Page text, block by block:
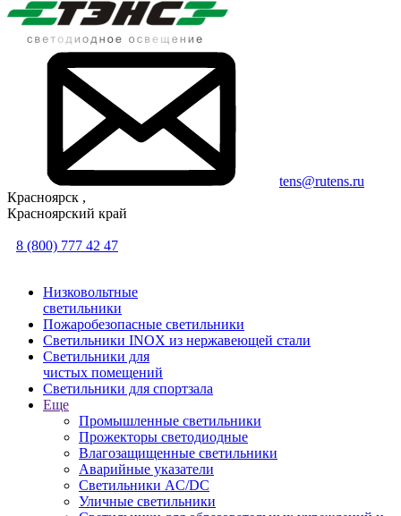
tens@rutens.ru
Красноярск ,
Красноярский край
8 (800) 777 42 47
Низковольтные
светильники
Пожаробезопасные светильники
Светильники INOX из нержавеющей стали
Светильники для
чистых помещений
Светильники для спортзала
Еще
Промышленные светильники
Прожекторы светодиодные
Влагозащищенные светильники
Аварийные указатели
Светильники AC/DC
Уличные светильники